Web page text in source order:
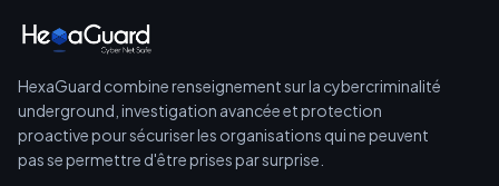
HexaGuard combine renseignement sur la cybercriminalité
underground, investigation avancée et protection
proactive pour sécuriser les organisations qui ne peuvent
pas se permettre d'être prises par surprise.